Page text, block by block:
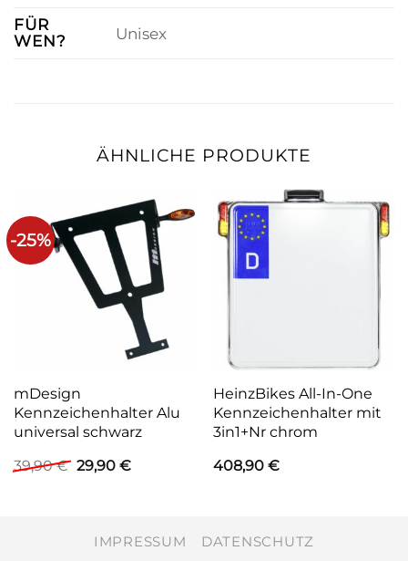
FÜR
WEN?
Unisex
ÄHNLICHE PRODUKTE
-25%
mDesign
Kennzeichenhalter Alu
universal schwarz
39,90€ Ursprünglicher
Preis
29,90 €Aktueller
HeinzBikes All-In-One
Kennzeichenhalter mit
3in1+Nr chrom
408,90 €
IMPRESSUM DATENSCHUTZ